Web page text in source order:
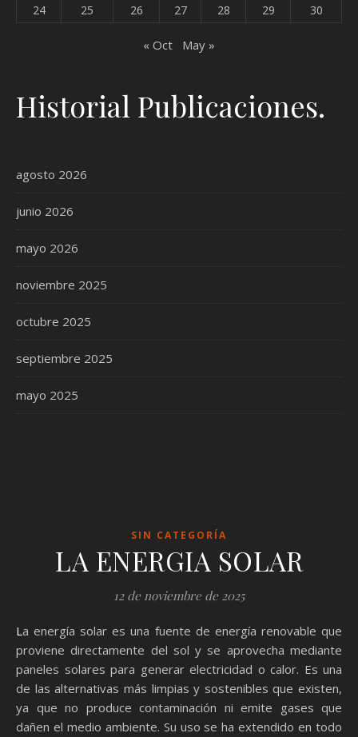
24
25 26 27 28 29 30
« Oct May »
Historial Publicaciones.
agosto 2026
junio 2026
mayo 2026
noviembre 2025
octubre 2025
septiembre 2025
mayo 2025
SIN CATEGORÍA
LA ENERGIA SOLAR
12 de noviembre de 2025
La energía solar es una fuente de energía renovable que
proviene directamente del sol y se aprovecha mediante
paneles solares para generar electricidad o calor. Es una
de las alternativas más limpias y sostenibles que existen,
ya que no produce contaminación ni emite gases que
dañen el medio ambiente. Su uso se ha extendido en todo